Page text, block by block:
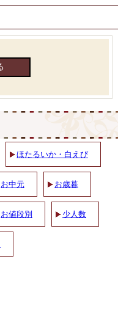
ほたるいか・白えび
お中元 お歳暮
お値段別 少人数